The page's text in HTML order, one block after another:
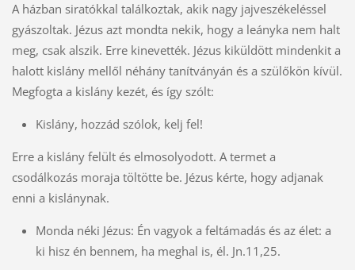
A házban siratókkal találkoztak, akik nagy jajveszékeléssel
gyászoltak. Jézus azt mondta nekik, hogy a leányka nem halt
meg, csak alszik. Erre kinevették. Jézus kiküldött mindenkit a
halott kislány mellől néhány tanítványán és a szülőkön kívül.
Megfogta a kislány kezét, és így szólt:
Kislány, hozzád szólok, kelj fel!
Erre a kislány felült és elmosolyodott. A termet a
csodálkozás moraja töltötte be. Jézus kérte, hogy adjanak
enni a kislánynak.
Monda néki Jézus: Én vagyok a feltámadás és az élet: a
ki hisz én bennem, ha meghal is, él. Jn.11,25.